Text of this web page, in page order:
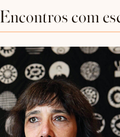
Encontros com